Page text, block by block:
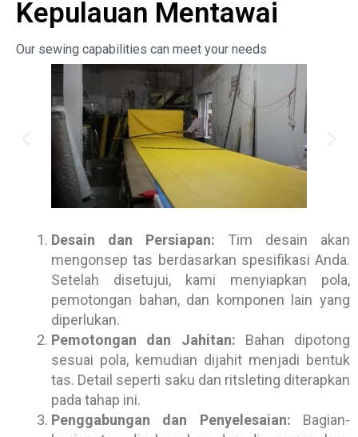
Kepulauan Mentawai
Our sewing capabilities can meet your needs
Desain dan Persiapan: Tim desain akan
mengonsep tas berdasarkan spesifikasi Anda.
Setelah disetujui, kami menyiapkan pola,
pemotongan bahan, dan komponen lain yang
diperlukan.
Pemotongan dan Jahitan: Bahan dipotong
sesuai pola, kemudian dijahit menjadi bentuk
tas. Detail seperti saku dan ritsleting diterapkan
pada tahap ini.
Penggabungan dan Penyelesaian: Bagian-